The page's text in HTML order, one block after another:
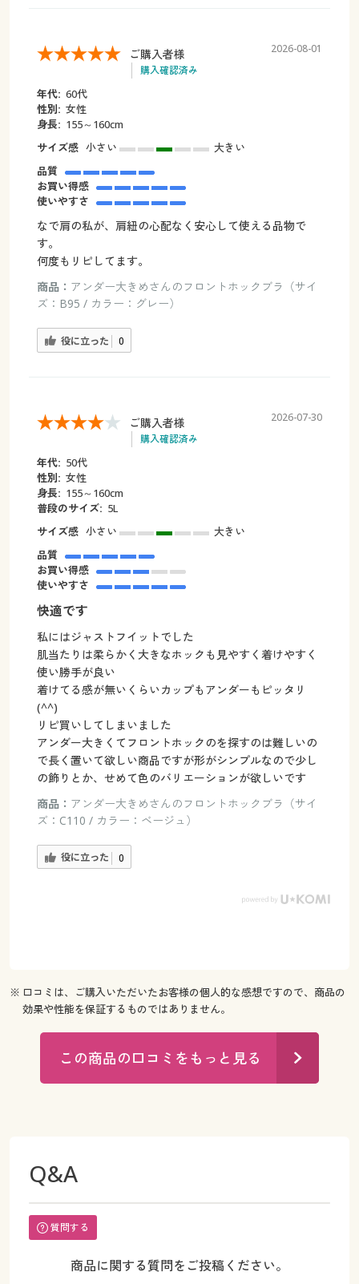
ご購入者様
購入確認済み
2026-08-01
年代: 60代
性別: 女性
身長: 155～160cm
サイズ感 小さい
大きい
品質
お買い得感
使いやすさ
なで肩の私が、肩紐の心配なく安心して使える品物で
す。
何度もリピしてます。
商品： アンダー大きめさんのフロントホックブラ（サイ
ズ：B95 / カラー：グレー）
役に立った 0
ご購入者様
購入確認済み
2026-07-30
年代: 50代
性別: 女性
身長: 155～160cm
普段のサイズ: 5L
サイズ感 小さい
大きい
品質
お買い得感
使いやすさ
快適です
私にはジャストフイットでした
肌当たりは柔らかく大きなホックも見やすく着けやすく
使い勝手が良い
着けてる感が無いくらいカップもアンダーもピッタリ
(^^)
リピ買いしてしまいました
アンダー大きくてフロントホックのを探すのは難しいの
で長く置いて欲しい商品ですが形がシンプルなので少し
の飾りとか、せめて色のバリエーションが欲しいです
商品： アンダー大きめさんのフロントホックブラ（サイ
ズ：C110 / カラー：ベージュ）
役に立った 0
※ 口コミは、ご購入いただいたお客様の個人的な感想ですので、商品の
効果や性能を保証するものではありません。
この商品の口コミをもっと見る
Q&A
質問する
商品に関する質問をご投稿ください。